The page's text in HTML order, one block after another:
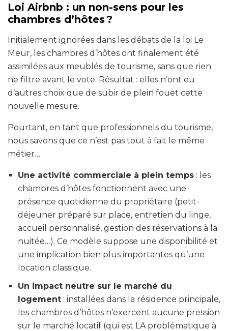
Loi Airbnb : un non-sens pour les
chambres d’hôtes ?
Initialement ignorées dans les débats de la loi Le
Meur, les chambres d’hôtes ont finalement été
assimilées aux meublés de tourisme, sans que rien
ne filtre avant le vote. Résultat : elles n’ont eu
d’autres choix que de subir de plein fouet cette
nouvelle mesure.
Pourtant, en tant que professionnels du tourisme,
nous savons que ce n’est pas tout à fait le même
métier…
Une activité commerciale à plein temps : les
chambres d’hôtes fonctionnent avec une
présence quotidienne du propriétaire (petit-
déjeuner préparé sur place, entretien du linge,
accueil personnalisé, gestion des réservations à la
nuitée…). Ce modèle suppose une disponibilité et
une implication bien plus importantes qu’une
location classique.
Un impact neutre sur le marché du
logement : installées dans la résidence principale,
les chambres d’hôtes n’exercent aucune pression
sur le marché locatif (qui est LA problématique à